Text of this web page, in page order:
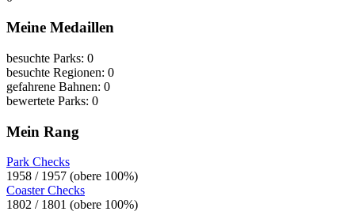
Meine Medaillen
besuchte Parks: 0
besuchte Regionen: 0
gefahrene Bahnen: 0
bewertete Parks: 0
Mein Rang
Park Checks
1958 / 1957 (obere 100%)
Coaster Checks
1802 / 1801 (obere 100%)